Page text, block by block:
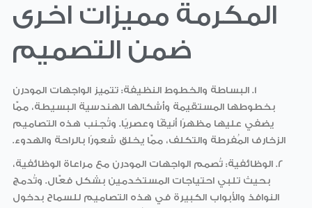
المكرمة مميزات اخرى
ضمن التصميم
1. البساطة والخطوط النظيفة:
تتميز الواجهات المودرن
بخطوطها المستقيمة وأشكالها الهندسية البسيطة، ممّا
يضفي عليها مظهرًا أنيقًا وعصريًا. وتُجنب هذه التصاميم
الزخارف المُفرطة والتكلف، ممّا يخلق شعورًا بالراحة والهدوء.
2. الوظائفية:
تُصمم الواجهات المودرن مع مراعاة الوظائفية،
بحيث تلبي احتياجات المستخدمين بشكل فعّال. وتُدمج
النوافذ والأبواب الكبيرة في هذه التصاميم للسماح بدخول